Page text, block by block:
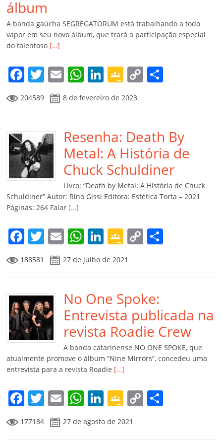
álbum
A banda gaúcha SEGREGATORUM está trabalhando a todo
vapor em seu novo álbum, que trará a participação especial
do talentoso […]
F
a
c
e
b
o
o
k
T
w
itt
er
E
m
ai
l
W
at
s
A
p
p
Li
k
e
dI
n
G
o
o
gl
e
Cl
a
ss
ro
m
C
y
Li
n
k
p
ar
til
h
ar
204589 8 de fevereiro de 2023
Resenha: Death By
Metal: A História de
Chuck Schuldiner
Livro: “Death by Metal: A História de Chuck
Schuldiner” Autor: Rino Gissi Editora: Estética Torta – 2021
Páginas: 264 Falar […]
F
a
c
e
b
o
o
k
T
w
itt
er
E
m
ai
l
W
h
at
s
A
p
p
Li
n
k
e
dI
n
G
o
o
gl
e
Cl
a
ss
ro
o
m
C
y
Li
n
k
p
til
h
ar
188581 27 de julho de 2021
No One Spoke:
Entrevista publicada na
revista Roadie Crew
A banda catarinense NO ONE SPOKE, que
atualmente promove o álbum “Nine Mirrors”, concedeu uma
entrevista para a revista Roadie […]
F
a
c
T
w
itt
E
m
ai
W
at
Li
n
k
G
o
o
C
177184 27 de agosto de 2021